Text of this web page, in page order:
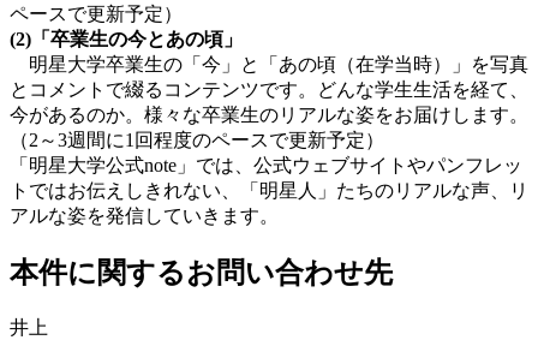
ペースで更新予定）
(2)「卒業生の今とあの頃」
明星大学卒業生の「今」と「あの頃（在学当時）」を写真
とコメントで綴るコンテンツです。どんな学生生活を経て、
今があるのか。様々な卒業生のリアルな姿をお届けします。
（2～3週間に1回程度のペースで更新予定）
「明星大学公式note」では、公式ウェブサイトやパンフレッ
トではお伝えしきれない、「明星人」たちのリアルな声、リ
アルな姿を発信していきます。
本件に関するお問い合わせ先
井上